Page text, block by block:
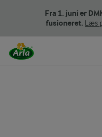
Fra 1. juni er
fusioneret. Læs